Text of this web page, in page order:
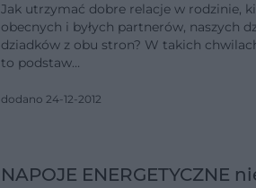
Jak utrzymać dobre relacje w rodzinie,
obecnych i byłych partnerów, naszych
dziadków z obu stron? W takich
to podstaw…
dodano 24-12-2012
NAPOJE ENERGETYCZNE